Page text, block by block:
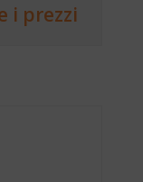
i prezzi